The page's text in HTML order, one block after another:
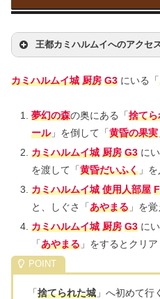
王都カミハルムイへのアクセ
カミハルムイ城 厨房 G3 にいる「
夢幻の森の奥にある「捨て
ール」を倒して「黄昏の果実
カミハルムイ城 厨房 G3にい
を渡して「黄昏だいふく」を
カミハルムイ城 使用人部屋
と、しぐさ「あやまる」を覚
カミハルムイ城 厨房 G3にい
「あやまる」をするとクリア
「捨てられた城 」へ初めて行